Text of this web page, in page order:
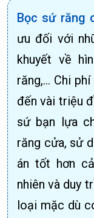
Bọc sứ răng
ưu đối với
khuyết về
răng,… Chi
đến vài triệu
sứ bạn lựa
răng cửa, sử
án tốt hơn
nhiên và duy
loại mặc dù